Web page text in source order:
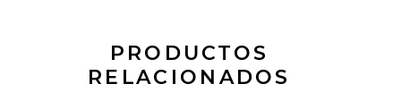
PRODUCTOS
RELACIONADOS